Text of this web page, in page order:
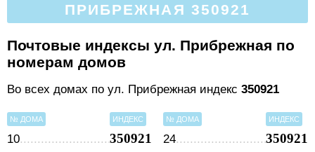
ПРИБРЕЖНАЯ 350921
Почтовые индексы ул. Прибрежная по
номерам домов
Во всех домах по ул. Прибрежная индекс 350921
№ ДОМА ИНДЕКС
10 350921
№ ДОМА ИНДЕКС
24 350921